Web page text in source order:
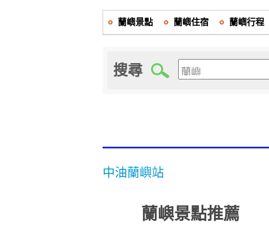
蘭嶼景點 蘭嶼住宿 蘭嶼行程
搜尋
中油蘭嶼站
蘭嶼景點推薦